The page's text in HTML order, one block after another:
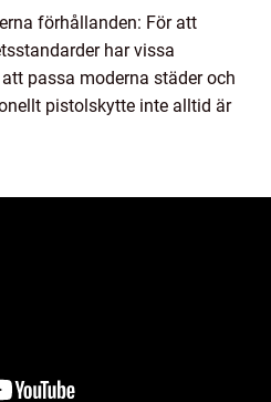
förhållanden: För att
har vissa
passa moderna städer och
pistolskytte inte alltid är